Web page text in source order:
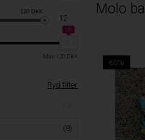
120 DKK
120
Max: 120 DKK
Ryd filter
(8)
Molo
60%